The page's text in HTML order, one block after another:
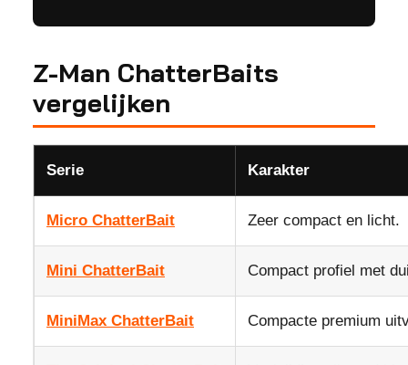
Z-Man ChatterBaits
vergelijken
Serie Karakter
Micro ChatterBait Zeer compact en licht.
Mini ChatterBait Compact profiel met
MiniMax ChatterBait Compacte premium